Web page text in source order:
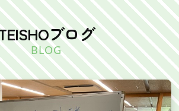
ブログ
BLOG